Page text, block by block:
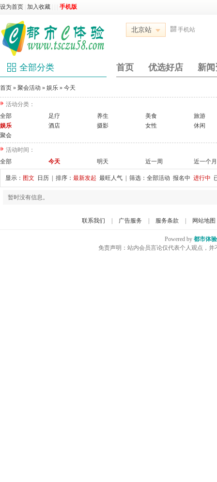
设为首页 加入收藏 手机版
北京站 手机站
全部分类 首页 优选好店 新闻
首页 » 聚会活动 » 娱乐 » 今天
活动分类：
全部
足疗 养生 美食
旅游
娱乐
酒店 摄影 女性
休闲
聚会
活动时间：
全部
今天 明天 近一周 近一个月
显示： 图文 日历 | 排序： 最新发起 最旺人气 | 筛选： 全部活动 报名中 进行中
暂时没有信息。
联系我们 广告服务 服务条款 网站地图
Powered by 都市体
免责声明：站内会员言论仅代表个人观点，